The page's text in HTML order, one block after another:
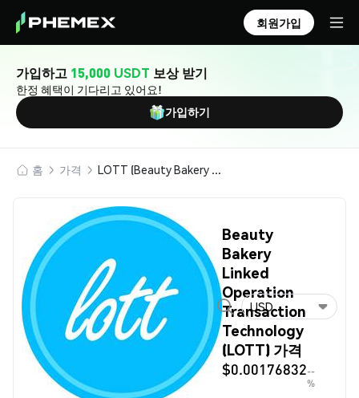
회원가입
가입하고 15,000 USDT 보상 받기
한정 혜택이 기다리고 있어요!
가입하기
홈 가격 LOTT (Beauty Bakery Linked Operation Transaction Technology)
Beauty
Bakery
Linked
Operation
Transaction
Technology
(LOTT) 가격
$0.00176832--
%
USD